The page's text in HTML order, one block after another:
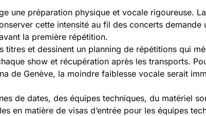
une préparation physique et vocale rigoureuse.
cette intensité au fil des concerts
la première répétition.
et dessinent un planning de répétitions qui
show et récupération après les transports.
de Genève, la moindre faiblesse vocale serait
de dates, des équipes techniques, du matériel
en matière de visas d’entrée pour les équipes